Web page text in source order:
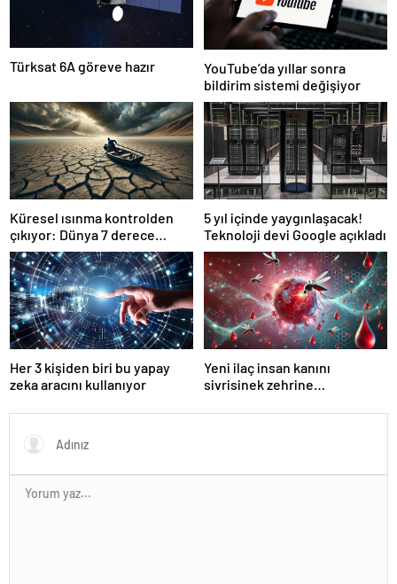
Türksat 6A göreve hazır
YouTube’da yıllar sonra
bildirim sistemi değişiyor
Küresel ısınma kontrolden
çıkıyor: Dünya 7 derece
ısınabilir
5 yıl içinde yaygınlaşacak!
Teknoloji devi Google açıkladı
Her 3 kişiden biri bu yapay
zeka aracını kullanıyor
Yeni ilaç insan kanını
sivrisinek zehrine